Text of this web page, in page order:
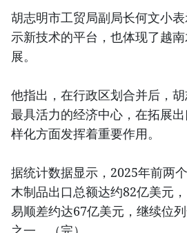
胡志明市工贸局副局长何文小
示新技术的平台，也体现了越
展。
他指出，在行政区划合并后，
最具活力的经济中心，在拓展
样化方面发挥着重要作用。
据统计数据显示，2025年前两
木制品出口总额达约82亿美元
易顺差约达67亿美元，继续位